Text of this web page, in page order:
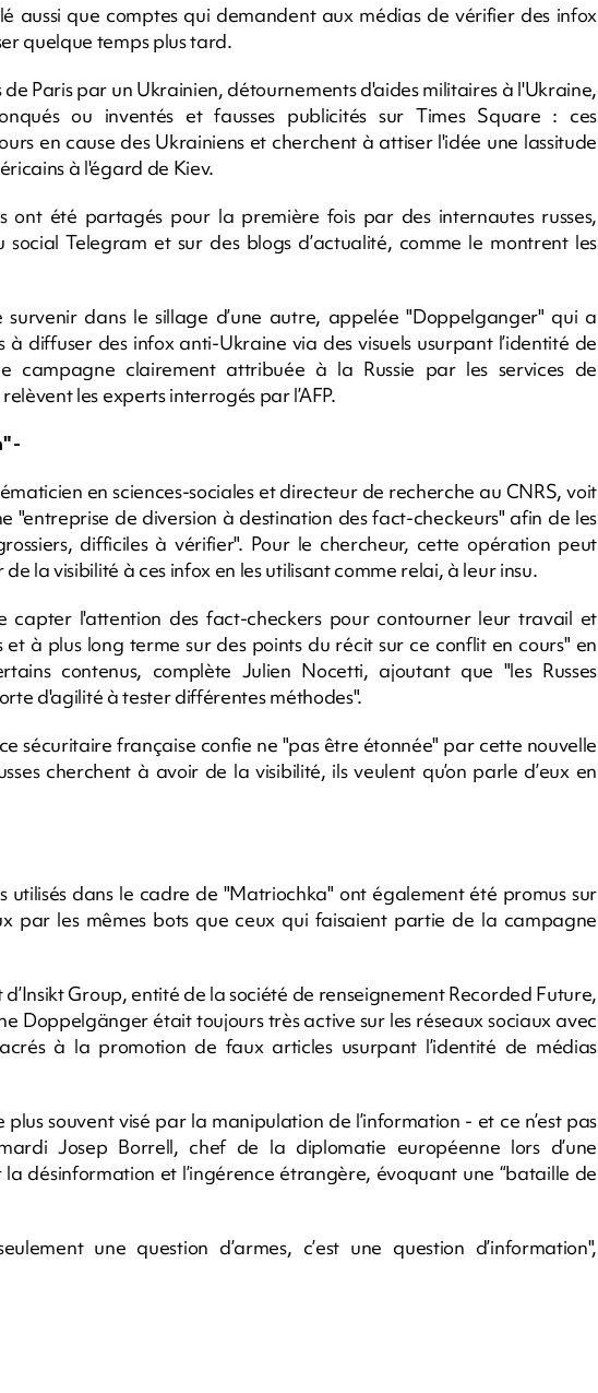
aussi que comptes qui demandent aux médias de vérifier des infox
quelque temps plus tard.
de Paris par un Ukrainien, détournements d'aides militaires à l'Ukraine,
ou inventés et fausses publicités sur Times Square : ces
en cause des Ukrainiens et cherchent à attiser l'idée une lassitude
à l'égard de Kiev.
ont été partagés pour la première fois par des internautes russes,
social Telegram et sur des blogs d’actualité, comme le montrent les
dans le sillage d’une autre, appelée "Doppelganger" qui a
à diffuser des infox anti-Ukraine via des visuels usurpant l’identité de
campagne clairement attribuée à la Russie par les services de
les experts interrogés par l’AFP.
-
en sciences-sociales et directeur de recherche au CNRS, voit
"entreprise de diversion à destination des fact-checkeurs" afin de les
difficiles à vérifier". Pour le chercheur, cette opération peut
la visibilité à ces infox en les utilisant comme relai, à leur insu.
capter l'attention des fact-checkers pour contourner leur travail et
à plus long terme sur des points du récit sur ce conflit en cours" en
contenus, complète Julien Nocetti, ajoutant que "les Russes
d'agilité à tester différentes méthodes".
sécuritaire française confie ne "pas être étonnée" par cette nouvelle
cherchent à avoir de la visibilité, ils veulent qu’on parle d’eux en
utilisés dans le cadre de "Matriochka" ont également été promus sur
par les mêmes bots que ceux qui faisaient partie de la campagne
Group, entité de la société de renseignement Recorded Future,
Doppelgänger était toujours très active sur les réseaux sociaux avec
à la promotion de faux articles usurpant l’identité de médias
plus souvent visé par la manipulation de l’information - et ce n’est pas
Josep Borrell, chef de la diplomatie européenne lors d’une
la désinformation et l’ingérence étrangère, évoquant une “bataille de
une question d’armes, c’est une question d’information",